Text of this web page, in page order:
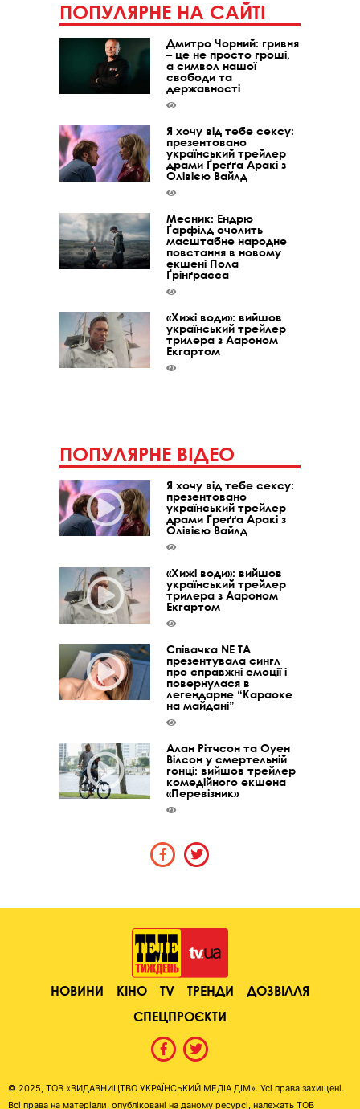
ПОПУЛЯРНЕ НА САЙТІ
Дмитро Чорний: гривня
– це не просто гроші,
а символ нашої
свободи та
державності
Я хочу від тебе сексу:
презентовано
український трейлер
драми Ґреґґа Аракі з
Олівією Вайлд
Месник: Ендрю
Ґарфілд очолить
масштабне народне
повстання в новому
екшені Пола
Ґрінґрасса
«Хижі води»: вийшов
український трейлер
трилера з Аароном
Екгартом
ПОПУЛЯРНЕ ВІДЕО
Я хочу від тебе сексу:
презентовано
український трейлер
драми Ґреґґа Аракі з
Олівією Вайлд
«Хижі води»: вийшов
український трейлер
трилера з Аароном
Екгартом
Співачка NE TA
презентувала сингл
про справжні емоції і
повернулася в
легендарне “Караоке
на майдані”
Алан Рітчсон та Оуен
Вілсон у смертельній
гонці: вийшов трейлер
комедійного екшена
«Перевізник»
НОВИНИ КІНО TV ТРЕНДИ
ДОЗВІЛЛЯ
СПЕЦПРОЄКТИ
© 2025, ТОВ «ВИДАВНИЦТВО УКРАЇНСЬКИЙ МЕДІА ДІМ». Усі права захищені.
Всі права на матеріали, опубліковані на даному ресурсі, належать ТОВ